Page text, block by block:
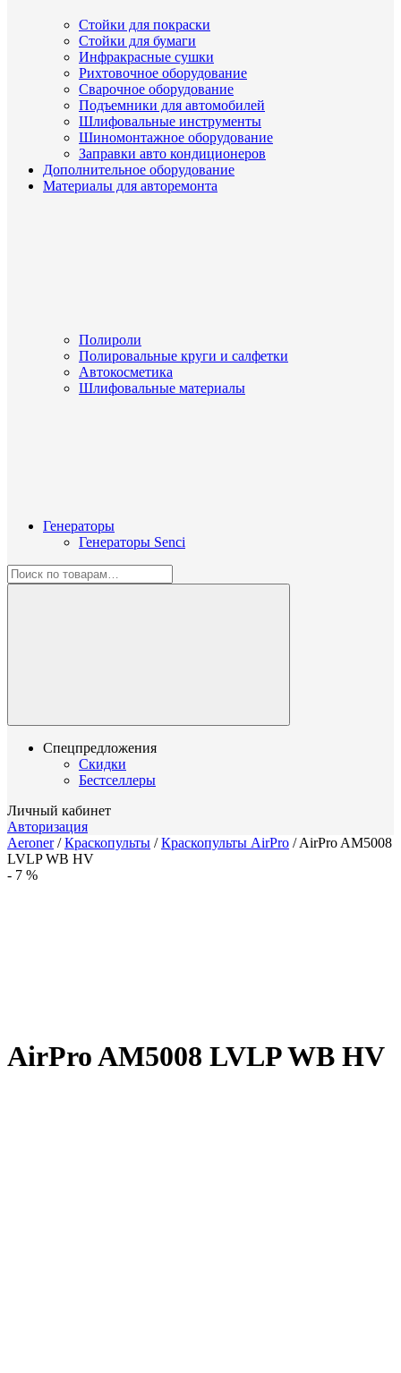
Стойки для покраски
Стойки для бумаги
Инфракрасные сушки
Рихтовочное оборудование
Сварочное оборудование
Подъемники для автомобилей
Шлифовальные инструменты
Шиномонтажное оборудование
Заправки авто кондиционеров
Дополнительное оборудование
Материалы для авторемонта
Полироли
Полировальные круги и салфетки
Автокосметика
Шлифовальные материалы
Генераторы
Генераторы Senci
Спецпредложения
Скидки
Бестселлеры
Личный кабинет
Авторизация
Aeroner/Краскопульты /Краскопульты AirPro /AirPro AM5008
LVLP WB HV
- 7 %
AirPro AM5008 LVLP WB HV